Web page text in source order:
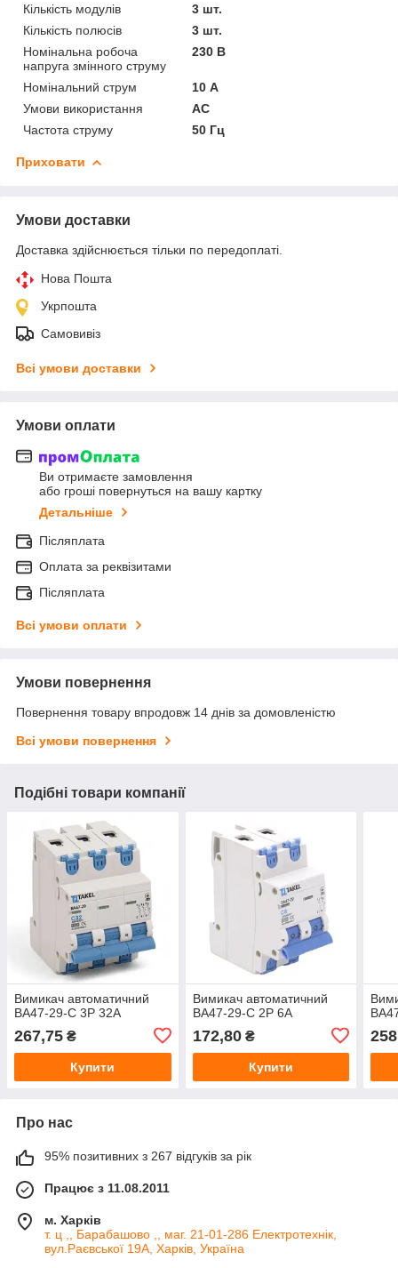
Кількість модулів
3 шт.
Кількість полюсів
3 шт.
Номінальна робоча
напруга змінного струму
230 В
Номінальний струм
10 А
Умови використання
АС
Частота струму
50 Гц
Приховати
Умови доставки
Доставка здійснюється тільки по передоплаті.
Нова Пошта
Укрпошта
Самовивіз
Всі умови доставки
Умови оплати
Ви отримаєте замовлення
або гроші повернуться на вашу картку
Детальніше
Післяплата
Оплата за реквізитами
Післяплата
Всі умови оплати
Умови повернення
Повернення товару впродовж 14 днів за домовленістю
Всі умови повернення
Подібні товари компанії
Вимикач автоматичний
ВА47-29-С 3Р 32А
267,75 ₴
Купити
Вимикач автоматичний
ВА47-29-С 2Р 6А
172,80₴
Купити
Про нас
95% позитивних з 267 відгуків за рік
Працює з 11.08.2011
м. Харків
т. ц ,, Барабашово ,, маг. 21-01-286 Електротехнік,
вул.Раєвської 19А, Харків, Україна